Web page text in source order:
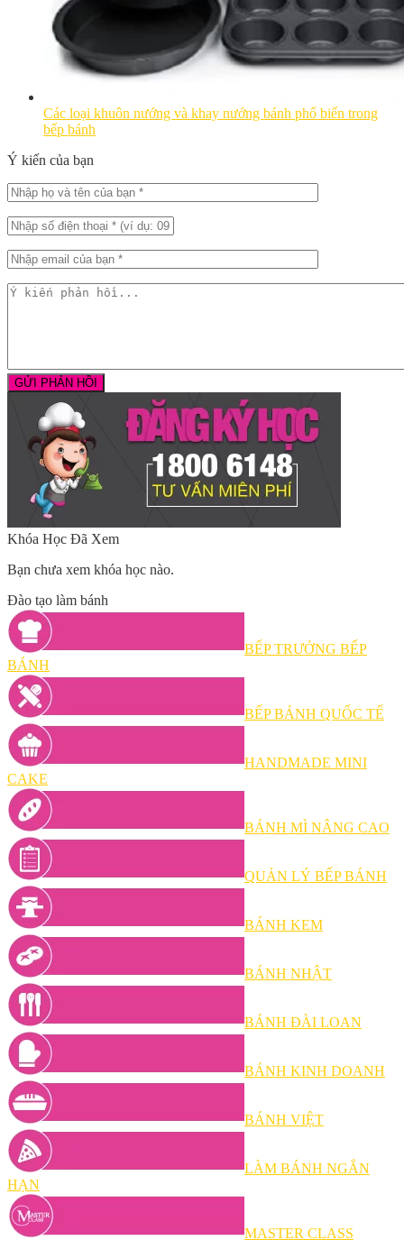
Các loại khuôn nướng và khay nướng bánh phổ biến trong
bếp bánh
Ý kiến của bạn
Khóa Học Đã Xem
Bạn chưa xem khóa học nào.
Đào tạo làm bánh
BẾP TRƯỞNG BẾP
BÁNH
BẾP BÁNH QUỐC TẾ
HANDMADE MINI
CAKE
BÁNH MÌ NÂNG CAO
QUẢN LÝ BẾP BÁNH
BÁNH KEM
BÁNH NHẬT
BÁNH ĐÀI LOAN
BÁNH KINH DOANH
BÁNH VIỆT
LÀM BÁNH NGẮN
HẠN
MASTER CLASS